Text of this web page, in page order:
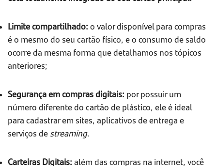
Limite compartilhado: o valor disponível para compras
é o mesmo do seu cartão físico, e o consumo de saldo
ocorre da mesma forma que detalhamos nos tópicos
anteriores;
Segurança em compras digitais: por possuir um
número diferente do cartão de plástico, ele é ideal
para cadastrar em sites, aplicativos de entrega e
serviços de streaming.
Carteiras Digitais: além das compras na internet, você